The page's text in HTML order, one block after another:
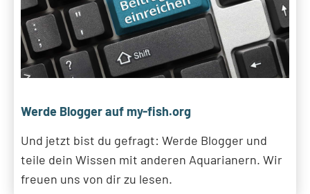
Werde Blogger auf my-fish.org
Und jetzt bist du gefragt: Werde Blogger und
teile dein Wissen mit anderen Aquarianern. Wir
freuen uns von dir zu lesen.